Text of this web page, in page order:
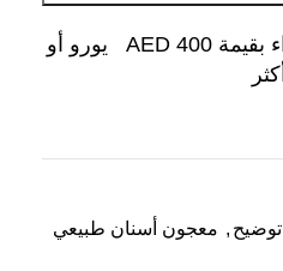
توصيل مجاني عند الشراء بقيمة AED 400 يورو أو
أكثر
توضيح , معجون أسنان طبيعي